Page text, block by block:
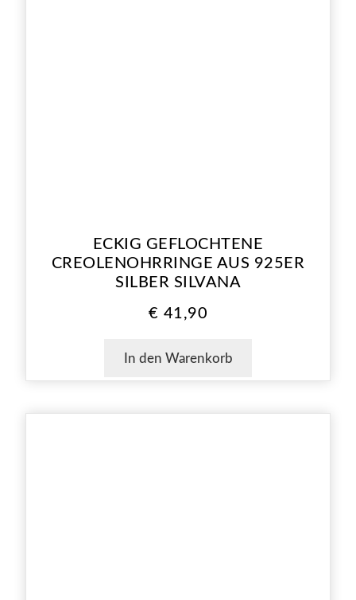
ECKIG GEFLOCHTENE
CREOLENOHRRINGE AUS 925ER
SILBER SILVANA
€ 41,90
In den Warenkorb